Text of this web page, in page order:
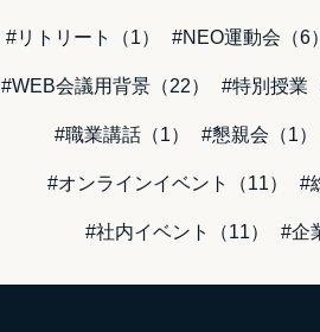
#リトリート（1） #NEO運動会（6）
#WEB会議用背景（22） #特別授業
#職業講話（1） #懇親会（1）
#オンラインイベント（11） #
#社内イベント（11） #企